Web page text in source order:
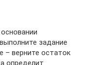
задание
– верните остаток
определит